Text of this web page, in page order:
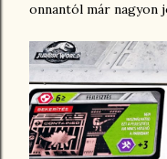
onnantól már nagyon